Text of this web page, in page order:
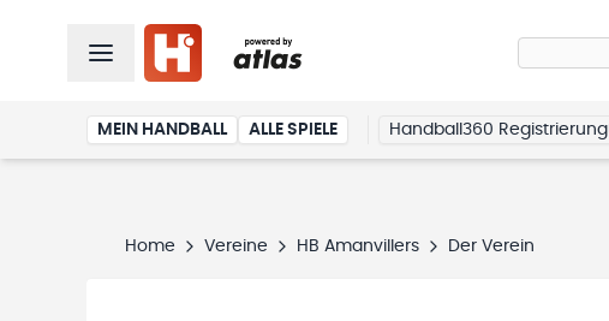
MEIN HANDBALL ALLE SPIELE Handball360 Registrierung
Home Vereine HB Amanvillers Der Verein